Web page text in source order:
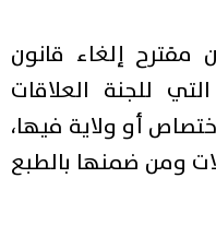
مقترح إلغاء قانون
للجنة العلاقات
أو ولاية فيها،
ومن ضمنها بالطبع